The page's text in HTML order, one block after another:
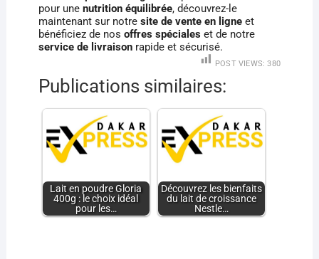
pour une nutrition équilibrée, découvrez-le
maintenant sur notre site de vente en ligneet
bénéficiez de nos offres spécialeset de notre
service de livraisonrapide et sécurisé.
POST VIEWS: 380
Publications similaires:
Lait en poudre Gloria
400g : le choix idéal
pour les…
Découvrez les bienfaits
du lait de croissance
Nestle…